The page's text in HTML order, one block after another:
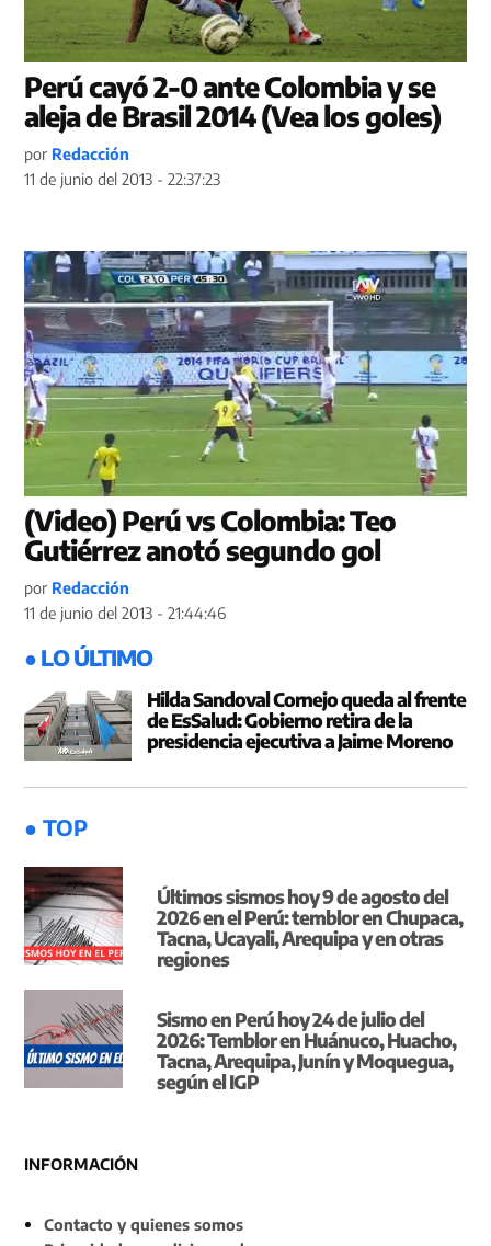
Perú cayó 2-0 ante Colombia y se
aleja de Brasil 2014 (Vea los goles)
por Redacción
11 de junio del 2013 - 22:37:23
(Video) Perú vs Colombia: Teo
Gutiérrez anotó segundo gol
por Redacción
11 de junio del 2013 - 21:44:46
● LO ÚLTIMO
Hilda Sandoval Cornejo queda al frente
de EsSalud: Gobierno retira de la
presidencia ejecutiva a Jaime Moreno
● TOP
Últimos sismos hoy 9 de agosto del
2026 en el Perú: temblor en Chupaca,
Tacna, Ucayali, Arequipa y en otras
regiones
Sismo en Perú hoy 24 de julio del
2026: Temblor en Huánuco, Huacho,
Tacna, Arequipa, Junín y Moquegua,
según el IGP
INFORMACIÓN
Contacto y quienes somos